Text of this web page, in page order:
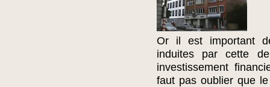
Or il est important
induites par cette
investissement
faut pas oublier que